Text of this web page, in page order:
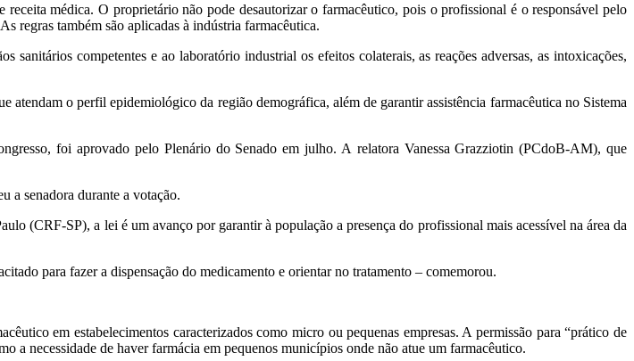
médica. O proprietário não pode desautorizar o farmacêutico, pois o profissional é o responsável pelo
regras também são aplicadas à indústria farmacêutica.
competentes e ao laboratório industrial os efeitos colaterais, as reações adversas, as intoxicações,
atendam o perfil epidemiológico da região demográfica, além de garantir assistência farmacêutica no Sistema
foi aprovado pelo Plenário do Senado em julho. A relatora Vanessa Grazziotin (PCdoB-AM), que
a senadora durante a votação.
(CRF-SP), a lei é um avanço por garantir à população a presença do profissional mais acessível na área da
para fazer a dispensação do medicamento e orientar no tratamento – comemorou.
em estabelecimentos caracterizados como micro ou pequenas empresas. A permissão para “prático de
a necessidade de haver farmácia em pequenos municípios onde não atue um farmacêutico.